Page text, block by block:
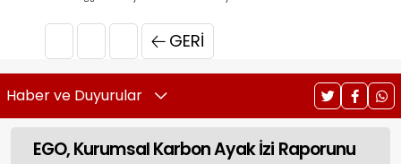
GERI
Haber ve Duyurular
EGO, Kurumsal Karbon Ayak İzi Raporunu